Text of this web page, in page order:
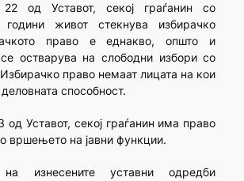
од Уставот, секој граѓанин со
години живот стекнува избирачко
право е еднакво, општо и
остварува на слободни избори со
право немаат лицата на кои
способност.
од Уставот, секој граѓанин има право
вршењето на јавни функции.
изнесените уставни одредби